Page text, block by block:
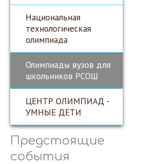
Национальная
технологическая
олимпиада
Олимпиады вузов для
школьников РСОШ
ЦЕНТР ОЛИМПИАД -
УМНЫЕ ДЕТИ
Предстоящие
события